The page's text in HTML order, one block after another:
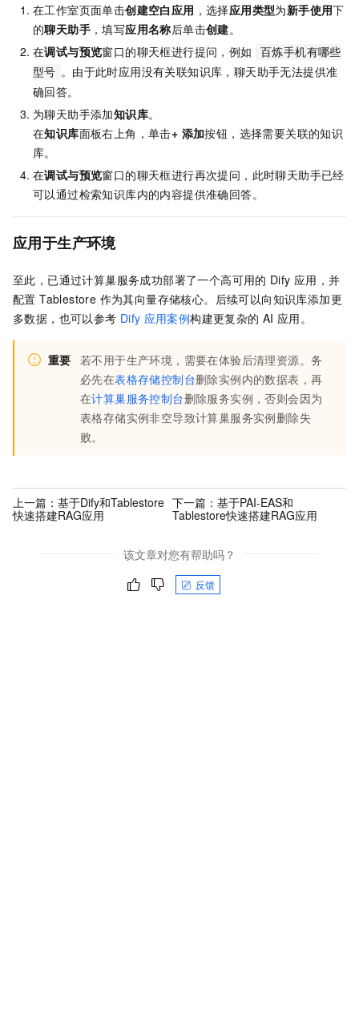
在工作室页面单击创建空白应用 ，选择应用类型为新手使用下
的聊天助手 ，填写应用名称后单击创建。
在调试与预览窗口的聊天框进行提问，例如
百炼手机有哪些
型号 。由于此时应用没有关联知识库，聊天助手无法提供准
确回答。
为聊天助手添加知识库。
在知识库面板右上角，单击+ 添加按钮，选择需要关联的知识
库。
在调试与预览窗口的聊天框进行再次提问，此时聊天助手已经
可以通过检索知识库内的内容提供准确回答。
应用于生产环境
至此，已通过计算巢服务成功部署了一个高可用的 Dify 应用，并
配置 Tablestore 作为其向量存储核心。后续可以向知识库添加更
多数据，也可以参考 Dify 应用案例构建更复杂的 AI 应用。
重要 若不用于生产环境，需要在体验后清理资源。务
必先在表格存储控制台删除实例内的数据表，再
在计算巢服务控制台删除服务实例，否则会因为
表格存储实例非空导致计算巢服务实例删除失
败。
上一篇： 基于Dify和Tablestore
快速搭建RAG应用
下一篇： 基于PAI-EAS和
Tablestore快速搭建RAG应用
该文章对您有帮助吗？
反馈